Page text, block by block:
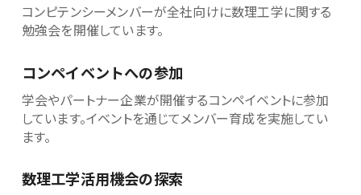
コンピテンシーメンバーが全社向けに数理工学に関する
勉強会を開催しています。
コンペイベントへの参加
学会やパートナー企業が開催するコンペイベントに参加
しています。イベントを通じてメンバー育成を実施してい
ます。
数理工学活用機会の探索